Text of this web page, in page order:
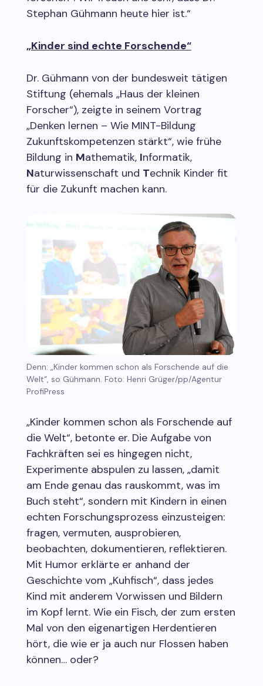
Stephan Gühmann heute hier ist.“
„Kinder sind echte Forschende“
Dr. Gühmann von der bundesweit tätigen
Stiftung (ehemals „Haus der kleinen
Forscher“), zeigte in seinem Vortrag
„Denken lernen – Wie MINT-Bildung
Zukunftskompetenzen stärkt“, wie frühe
Bildung in Mathematik, Informatik,
Naturwissenschaft und Technik Kinder fit
für die Zukunft machen kann.
Denn: „Kinder kommen schon als Forschende auf die
Welt“, so Gühmann. Foto: Henri Grüger/pp/Agentur
ProfiPress
„Kinder kommen schon als Forschende auf
die Welt“, betonte er. Die Aufgabe von
Fachkräften sei es hingegen nicht,
Experimente abspulen zu lassen, „damit
am Ende genau das rauskommt, was im
Buch steht“, sondern mit Kindern in einen
echten Forschungsprozess einzusteigen:
fragen, vermuten, ausprobieren,
beobachten, dokumentieren, reflektieren.
Mit Humor erklärte er anhand der
Geschichte vom „Kuhfisch“, dass jedes
Kind mit anderem Vorwissen und Bildern
im Kopf lernt. Wie ein Fisch, der zum ersten
Mal von den eigenartigen Herdentieren
hört, die wie er ja auch nur Flossen haben
können… oder?